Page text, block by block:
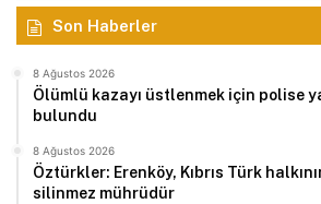
Son Haberler
8 Ağustos 2026
Ölümlü kazayı üstlenmek için polise
bulundu
8 Ağustos 2026
Öztürkler: Erenköy, Kıbrıs Türk
silinmez mührüdür